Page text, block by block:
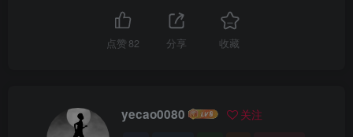
点赞 82 分享 收藏
yecao0080 关注